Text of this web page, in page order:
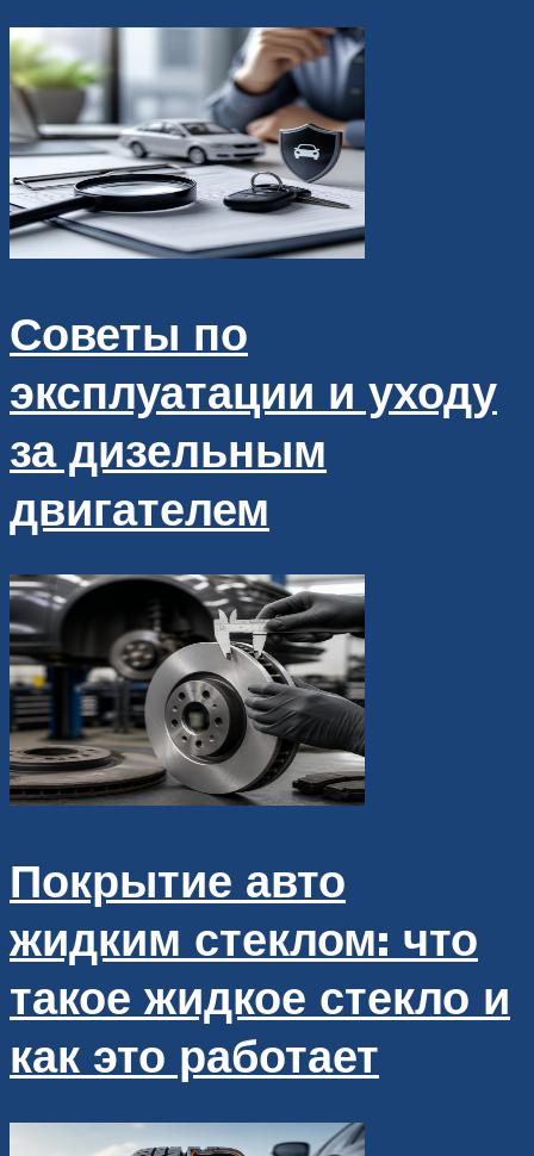
Советы по
эксплуатации и уходу
за дизельным
двигателем
Покрытие авто
жидким стеклом: что
такое жидкое стекло и
как это работает